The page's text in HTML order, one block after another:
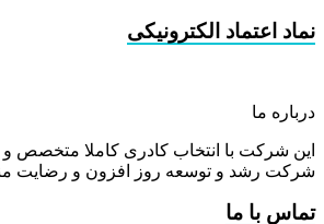
نماد اعتماد الکترونیکی
درباره ما
این شرکت با انتخاب کادری کاملا متخصص و
شرکت رشد و توسعه روز افزون و رضایت
تماس با ما